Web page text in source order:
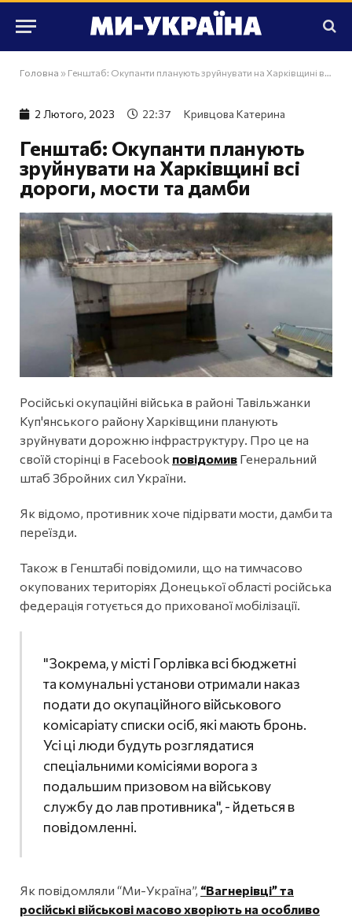
Головна » Генштаб: Окупанти планують зруйнувати на Харківщині всі дороги, мости та дамби
2 Лютого, 2023 22:37 Кривцова Катерина
Генштаб: Окупанти планують
зруйнувати на Харківщині всі
дороги, мости та дамби
Російські окупаційні війська в районі Тавільжанки
Куп'янського району Харківщини планують
зруйнувати дорожню інфраструктуру. Про це на
своїй сторінці в Facebook повідомив Генеральний
штаб Збройних сил України.
Як відомо, противник хоче підірвати мости, дамби та
переїзди.
Також в Генштабі повідомили, що на тимчасово
окупованих територіях Донецької області російська
федерація готується до прихованої мобілізації.
"Зокрема, у місті Горлівка всі бюджетні
та комунальні установи отримали наказ
подати до окупаційного військового
комісаріату списки осіб, які мають бронь.
Усі ці люди будуть розглядатися
спеціальними комісіями ворога з
подальшим призовом на військову
службу до лав противника", - йдеться в
повідомленні.
Як повідомляли “Ми-Україна”, “Вагнерівці” та
російські військові масово хворіють на особливо